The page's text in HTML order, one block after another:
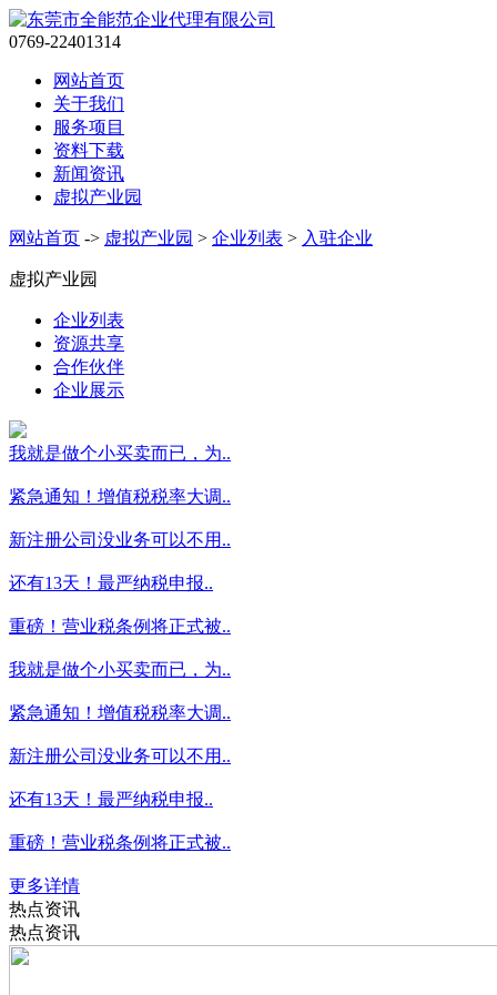
0769-22401314
网站首页
关于我们
服务项目
资料下载
新闻资讯
虚拟产业园
网站首页 -> 虚拟产业园 > 企业列表 > 入驻企业
虚拟产业园
企业列表
资源共享
合作伙伴
企业展示
我就是做个小买卖而已，为..
紧急通知！增值税税率大调..
新注册公司没业务可以不用..
还有13天！最严纳税申报..
重磅！营业税条例将正式被..
我就是做个小买卖而已，为..
紧急通知！增值税税率大调..
新注册公司没业务可以不用..
还有13天！最严纳税申报..
重磅！营业税条例将正式被..
更多详情
热点资讯
热点资讯